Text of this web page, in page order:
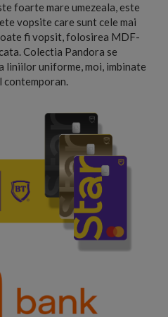
foarte mare umezeala, este
vopsite care sunt cele mai
fi vopsit, folosirea MDF-
Colectia Pandora se
liniilor uniforme, moi, imbinate